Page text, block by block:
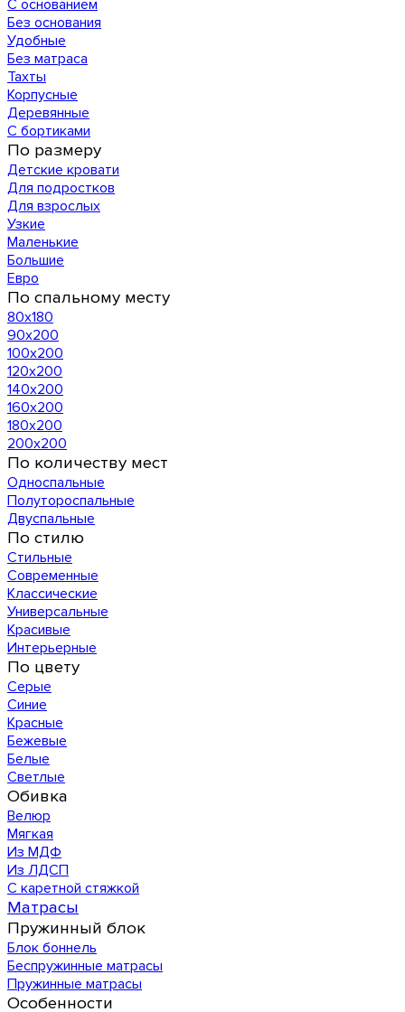
С основанием
Без основания
Удобные
Без матраса
Тахты
Корпусные
Деревянные
С бортиками
По размеру
Детские кровати
Для подростков
Для взрослых
Узкие
Маленькие
Большие
Евро
По спальному месту
80х180
90х200
100х200
120x200
140х200
160х200
180х200
200х200
По количеству мест
Односпальные
Полутороспальные
Двуспальные
По стилю
Стильные
Современные
Классические
Универсальные
Красивые
Интерьерные
По цвету
Серые
Синие
Красные
Бежевые
Белые
Светлые
Обивка
Велюр
Мягкая
Из МДФ
Из ЛДСП
С каретной стяжкой
Матрасы
Пружинный блок
Блок боннель
Беспружинные матрасы
Пружинные матрасы
Особенности